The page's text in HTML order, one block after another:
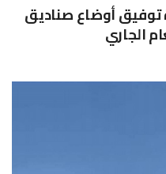
توفيق أوضاع صناديق
الجاري